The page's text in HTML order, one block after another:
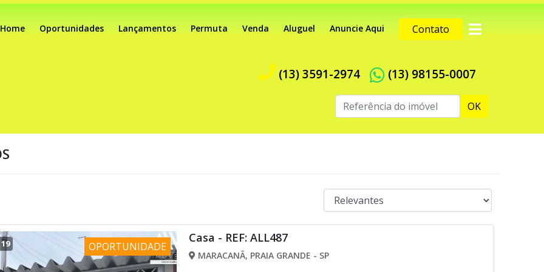
Home Oportunidades Lançamentos Permuta Venda Aluguel Anuncie Aqui Contato
(13) 3591-2974 (13) 98155-0007
OK
19 OPORTUNIDADE
Casa - REF: ALL487
MARACANÃ, PRAIA GRANDE - SP